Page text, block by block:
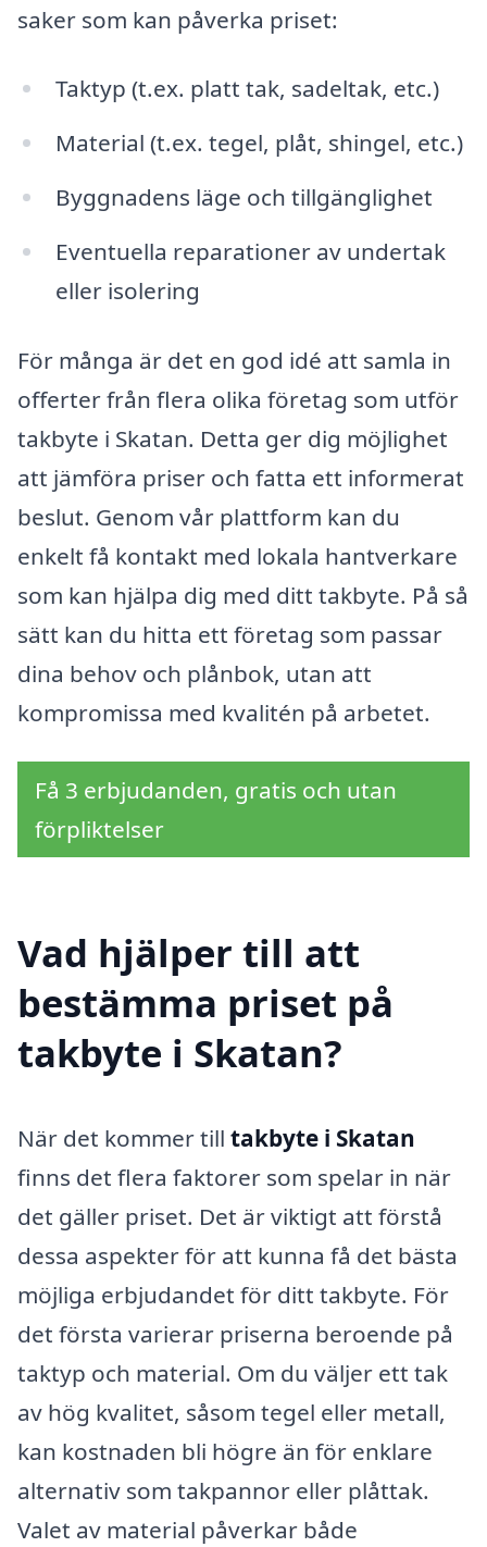
saker som kan påverka priset:
Taktyp (t.ex. platt tak, sadeltak, etc.)
Material (t.ex. tegel, plåt, shingel, etc.)
Byggnadens läge och tillgänglighet
Eventuella reparationer av undertak
eller isolering
För många är det en god idé att samla in
offerter från flera olika företag som utför
takbyte i Skatan. Detta ger dig möjlighet
att jämföra priser och fatta ett informerat
beslut. Genom vår plattform kan du
enkelt få kontakt med lokala hantverkare
som kan hjälpa dig med ditt takbyte. På så
sätt kan du hitta ett företag som passar
dina behov och plånbok, utan att
kompromissa med kvalitén på arbetet.
Få 3 erbjudanden, gratis och utan
förpliktelser
Vad hjälper till att
bestämma priset på
takbyte i Skatan?
När det kommer till takbyte i Skatan
finns det flera faktorer som spelar in när
det gäller priset. Det är viktigt att förstå
dessa aspekter för att kunna få det bästa
möjliga erbjudandet för ditt takbyte. För
det första varierar priserna beroende på
taktyp och material. Om du väljer ett tak
av hög kvalitet, såsom tegel eller metall,
kan kostnaden bli högre än för enklare
alternativ som takpannor eller plåttak.
Valet av material påverkar både